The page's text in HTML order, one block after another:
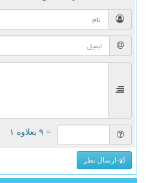
= ۹ بعلاوه ۱
ارسال نظر